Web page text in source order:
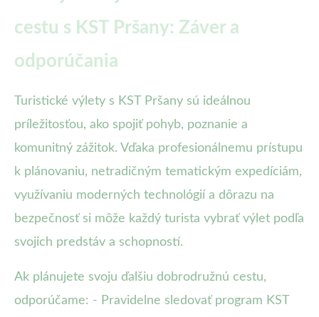
cestu s KST Pršany: Záver a
odporúčania
Turistické výlety s KST Pršany sú ideálnou
príležitosťou, ako spojiť pohyb, poznanie a
komunitný zážitok. Vďaka profesionálnemu prístupu
k plánovaniu, netradičným tematickým expedíciám,
využívaniu moderných technológií a dôrazu na
bezpečnosť si môže každý turista vybrať výlet podľa
svojich predstáv a schopností.
Ak plánujete svoju ďalšiu dobrodružnú cestu,
odporúčame: - Pravidelne sledovať program KST